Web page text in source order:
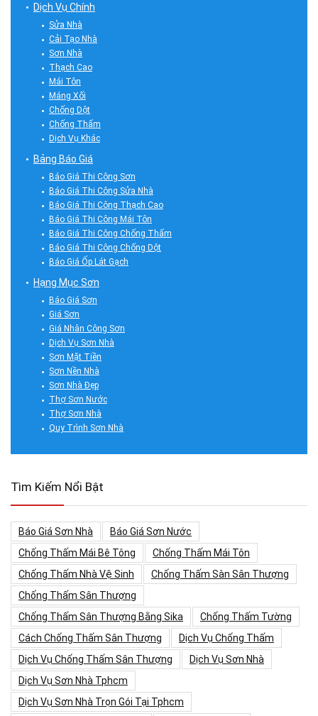
Dịch Vụ Chính
Sửa Nhà
Cải Tạo Nhà
Sơn Nhà
Thạch Cao
Mái Tôn
Máng Xối
Chống Dột
Chống Thấm
Dịch Vụ Khác
Bảng Báo Giá
Báo Giá Thi Công Sơn
Báo Giá Thi Công Sửa Nhà
Báo Giá Thi Công Thạch Cao
Báo Giá Thi Công Mái Tôn
Báo Giá Thi Công Chống Thấm
Báo Giá Thi Công Chống Dột
Báo Giá Ốp Lát Gạch
Hạng Mục Sơn
Báo Giá Sơn
Giá Sơn
Giá Nhân Công Sơn
Dịch Vụ Sơn Nhà
Sơn Mặt Tiền
Sơn Nền Nhà
Sơn Nhà Đẹp
Thợ Sơn Nước
Thợ Sơn Nhà
Quy Trình Sơn Nhà
Tìm Kiếm Nổi Bật
Báo Giá Sơn Nhà
Báo Giá Sơn Nước
Chống Thấm Mái Bê Tông
Chống Thấm Mái Tôn
Chống Thấm Nhà Vệ Sinh
Chống Thấm Sàn Sân Thượng
Chống Thấm Sân Thượng
Chống Thấm Sân Thượng Bằng Sika
Chống Thấm Tường
Cách Chống Thấm Sân Thượng
Dịch Vụ Chống Thấm
Dịch Vụ Chống Thấm Sân Thượng
Dịch Vụ Sơn Nhà
Dịch Vụ Sơn Nhà Tphcm
Dịch Vụ Sơn Nhà Trọn Gói Tại Tphcm